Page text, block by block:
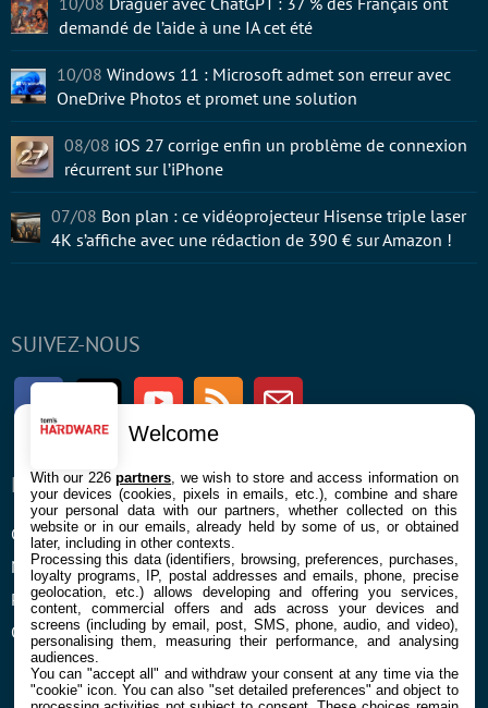
SUIVEZ-NOUS
FacebookTwitter Youtube RSS Newsletter
ENTREPRISE
Confidentialité et Cookies
Mentions légales et CGU
Préférences Cookies
Qui sommes nous
À PROPOS
Contact
demandé de l’aide à une IA cet été
10/08 Windows 11 : Microsoft admet son erreur avec
OneDrive Photos et promet une solution
08/08 iOS 27 corrige enfin un problème de connexion
récurrent sur l’iPhone
07/08 Bon plan : ce vidéoprojecteur Hisense triple laser
4K s’affiche avec une rédaction de 390 € sur Amazon !
Welcome
With our 226partners , we wish to store and access information on
your devices (cookies, pixels in emails, etc.), combine and share
your personal data with our partners, whether collected on this
website or in our emails, already held by some of us, or obtained
later, including in other contexts.
Processing this data (identifiers, browsing, preferences, purchases,
loyalty programs, IP, postal addresses and emails, phone, precise
geolocation, etc.) allows developing and offering you services,
content, commercial offers and ads across your devices and
screens (including by email, post, SMS, phone, audio, and video),
personalising them, measuring their performance, and analysing
audiences.
You can "accept all" and withdraw your consent at any time via the
"cookie" icon. You can also "set detailed preferences" and object to